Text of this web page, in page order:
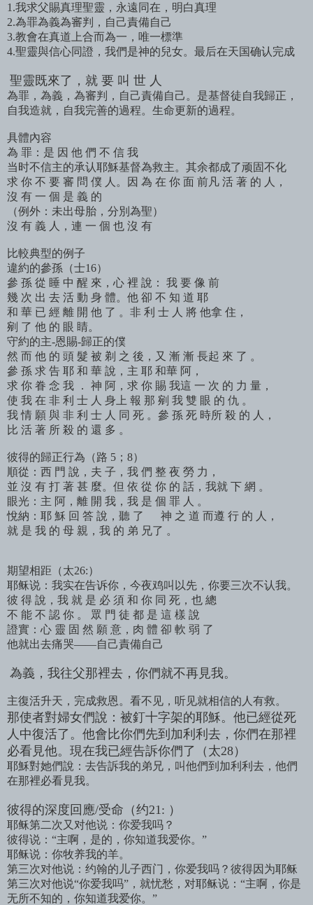
1.我求父賜真理聖靈，永遠同在，明白真理
2.為罪為義為審判，自己責備自己
3.教會在真道上合而為一，唯一標準
4.聖靈與信心同證，我們是神的兒女。最后在天国确认完成
聖靈既來了，就 要 叫 世 人
為罪，為義，為審判，自己責備自己。是基督徒自我歸正，
自我造就，自我完善的過程。生命更新的過程。
具體內容
為 罪：是 因 他 們 不 信 我
当时不信主的承认耶穌基督為救主。其余都成了顽固不化
求 你 不 要 審 問 僕 人。因 為 在 你 面 前凡 活 著 的 人，
沒 有 一 個 是 義 的
（例外：未出母胎，分別為聖）
沒 有 義 人，連 一 個 也 沒 有
比較典型的例子
違約的參孫（士16）
參 孫 從 睡 中 醒 來，心 裡 說： 我 要 像 前
幾 次 出 去 活 動 身 體。他 卻 不 知 道 耶
和 華 已 經 離 開 他 了 。非 利 士 人 將 他拿 住，
剜 了 他 的 眼 睛。
守約的主-恩賜-歸正的僕
然 而 他 的 頭 髮 被 剃 之 後，又 漸 漸 長起 來 了 。
參 孫 求 告 耶 和 華 說，主 耶 和華 阿，
求 你 眷 念 我 ． 神 阿，求 你 賜 我這 一 次 的 力 量，
使 我 在 非 利 士 人 身上 報 那 剜 我 雙 眼 的 仇 。
我 情 願 與 非 利 士 人 同 死 。參 孫 死 時所 殺 的 人，
比 活 著 所 殺 的 還 多 。
彼得的歸正行為（路 5；8）
順從：西 門 說，夫 子，我 們 整 夜 勞 力，
並 沒 有 打 著 甚 麼。但 依 從 你 的 話，我就 下 網 。
眼光：主 阿，離 開 我，我 是 個 罪 人 。
悅納：耶 穌 回 答 說，聽 了 神 之 道 而遵 行 的 人，
就 是 我 的 母 親，我 的 弟 兄了 。
期望相距（太26:）
耶稣说：我实在告诉你，今夜鸡叫以先，你要三次不认我。
彼 得 說，我 就 是 必 須 和 你 同 死，也 總
不 能 不 認 你 。 眾 門 徒 都 是 這 樣 說
證實：心 靈 固 然 願 意，肉 體 卻 軟 弱 了
他就出去痛哭——自己責備自己
為義，我往父那裡去，你們就不再見我。
主復活升天，完成救恩。看不见，听见就相信的人有救。
那使者對婦女們說：被釘十字架的耶穌。他已經從死
人中復活了。他會比你們先到加利利去，你們在那裡
必看見他。現在我已經告訴你們了（太28）
耶穌對她們說：去告訴我的弟兄，叫他們到加利利去，他們
在那裡必看見我。
彼得的深度回應/受命（约21: ）
耶稣第二次又对他说：你爱我吗？
彼得说：“主啊，是的，你知道我爱你。”
耶稣说：你牧养我的羊。
第三次对他说：约翰的儿子西门，你爱我吗？彼得因为耶稣
第三次对他说“你爱我吗”，就忧愁，对耶稣说：“主啊，你是
无所不知的，你知道我爱你。”